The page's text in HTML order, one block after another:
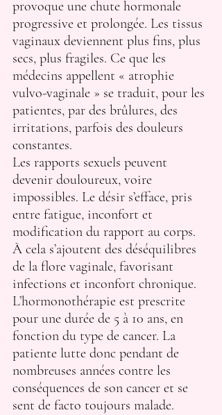
provoque une chute hormonale
progressive et prolongée. Les tissus
vaginaux deviennent plus fins, plus
secs, plus fragiles. Ce que les
médecins appellent « atrophie
vulvo-vaginale » se traduit, pour les
patientes, par des brûlures, des
irritations, parfois des douleurs
constantes.
Les rapports sexuels peuvent
devenir douloureux, voire
impossibles. Le désir s’efface, pris
entre fatigue, inconfort et
modification du rapport au corps.
À cela s’ajoutent des déséquilibres
de la flore vaginale, favorisant
infections et inconfort chronique.
L’hormonothérapie est prescrite
pour une durée de 5 à 10 ans, en
fonction du type de cancer. La
patiente lutte donc pendant de
nombreuses années contre les
conséquences de son cancer et se
sent de facto toujours malade.